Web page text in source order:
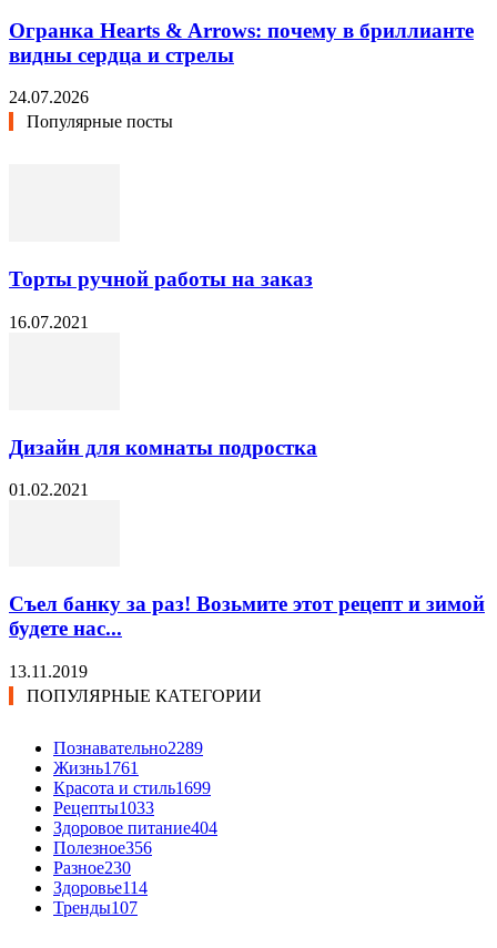
Огранка Hearts & Arrows: почему в бриллианте
видны сердца и стрелы
24.07.2026
Популярные посты
Торты ручной работы на заказ
16.07.2021
Дизайн для комнаты подростка
01.02.2021
Съел банку за раз! Возьмите этот рецепт и зимой
будете нас...
13.11.2019
ПОПУЛЯРНЫЕ КАТЕГОРИИ
Познавательно2289
Жизнь1761
Красота и стиль1699
Рецепты1033
Здоровое питание404
Полезное356
Разное230
Здоровье114
Тренды107